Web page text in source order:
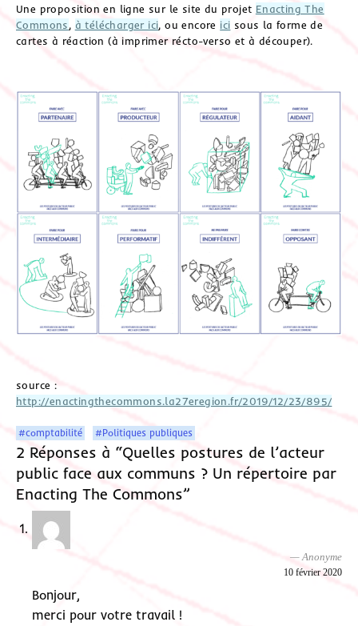
Une proposition en ligne sur le site du projet Enacting The
Commons, à télécharger ici, ou encore ici sous la forme de
cartes à réaction (à imprimer récto-verso et à découper).
source :
http://enactingthecommons.la27eregion.fr/2019/12/23/895/
#comptabilité #Politiques publiques
2 Réponses à “Quelles postures de l’acteur
public face aux communs ? Un répertoire par
Enacting The Commons”
Anonyme
10 février 2020
Bonjour,
merci pour votre travail !